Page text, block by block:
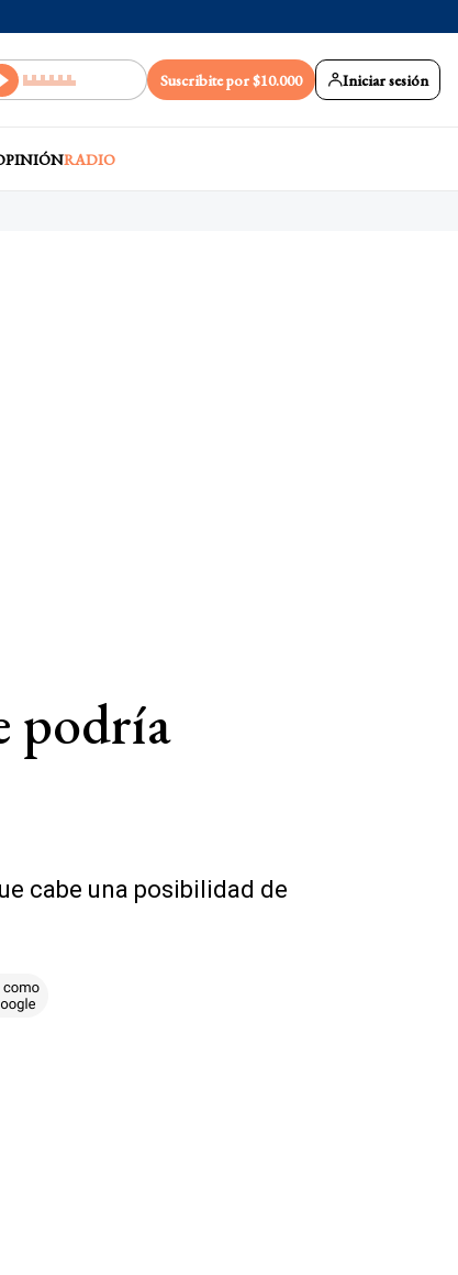
Suscribite por $10.000 Iniciar sesión
RADIO
podría
cabe una posibilidad de